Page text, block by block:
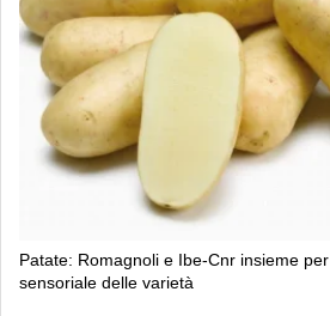
Patate: Romagnoli e Ibe-Cnr insieme
sensoriale delle varietà